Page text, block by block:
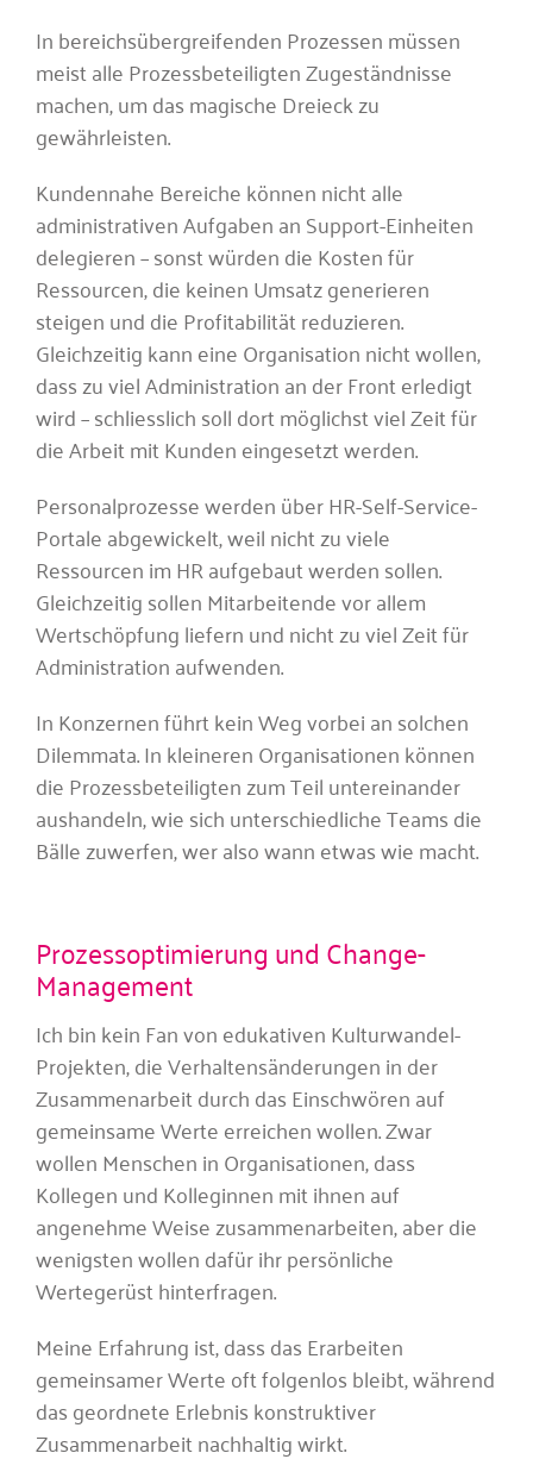
In bereichsübergreifenden Prozessen müssen
meist alle Prozessbeteiligten Zugeständnisse
machen, um das magische Dreieck zu
gewährleisten.
Kundennahe Bereiche können nicht alle
administrativen Aufgaben an Support-Einheiten
delegieren – sonst würden die Kosten für
Ressourcen, die keinen Umsatz generieren
steigen und die Profitabilität reduzieren.
Gleichzeitig kann eine Organisation nicht wollen,
dass zu viel Administration an der Front erledigt
wird – schliesslich soll dort möglichst viel Zeit für
die Arbeit mit Kunden eingesetzt werden.
Personalprozesse werden über HR-Self-Service-
Portale abgewickelt, weil nicht zu viele
Ressourcen im HR aufgebaut werden sollen.
Gleichzeitig sollen Mitarbeitende vor allem
Wertschöpfung liefern und nicht zu viel Zeit für
Administration aufwenden.
In Konzernen führt kein Weg vorbei an solchen
Dilemmata. In kleineren Organisationen können
die Prozessbeteiligten zum Teil untereinander
aushandeln, wie sich unterschiedliche Teams die
Bälle zuwerfen, wer also wann etwas wie macht.
Prozessoptimierung und Change-
Management
Ich bin kein Fan von edukativen Kulturwandel-
Projekten, die Verhaltensänderungen in der
Zusammenarbeit durch das Einschwören auf
gemeinsame Werte erreichen wollen. Zwar
wollen Menschen in Organisationen, dass
Kollegen und Kolleginnen mit ihnen auf
angenehme Weise zusammenarbeiten, aber die
wenigsten wollen dafür ihr persönliche
Wertegerüst hinterfragen.
Meine Erfahrung ist, dass das Erarbeiten
gemeinsamer Werte oft folgenlos bleibt, während
das geordnete Erlebnis konstruktiver
Zusammenarbeit nachhaltig wirkt.